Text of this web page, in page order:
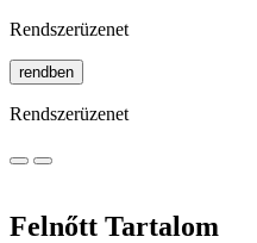
Rendszerüzenet
rendben
Rendszerüzenet
Felnőtt Tartalom